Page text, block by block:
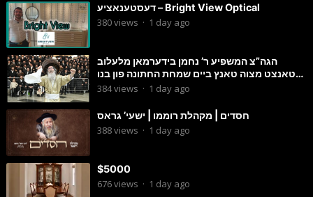
דעסטענאציע – Bright View Optical
380views · 1 day ago
הגה”צ המשפיע ר’ נחמן בידערמאן מלעלוב
טאנצט מצוה טאנץ ביים שמחת החתונה פון בנו
החתן
384views · 1 day ago
חסדים | מקהלת רוממו | ישעי’ גראס
388views · 1 day ago
$5000
676views · 1 day ago